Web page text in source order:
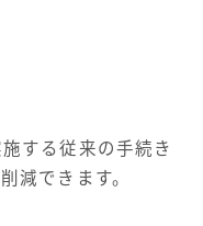
する従来の手続き
減できます。